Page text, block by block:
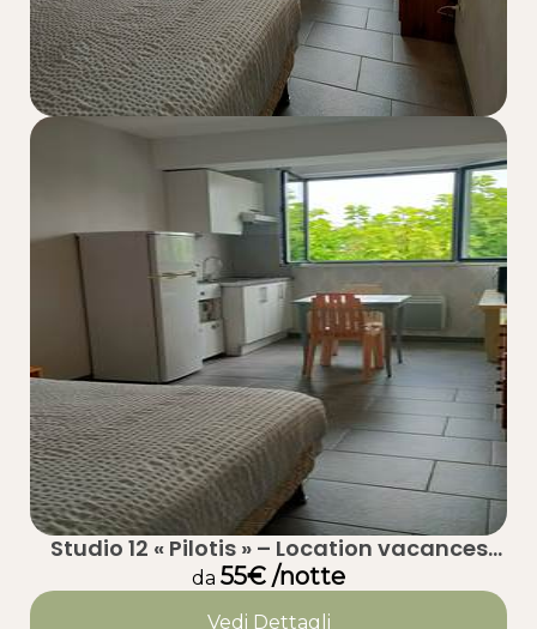
Studio 12 « Pilotis » – Location vacances
calme à Taussat (Lanton) – Bassin
d’Arcachon
da 55€ /notte
Vedi Dettagli